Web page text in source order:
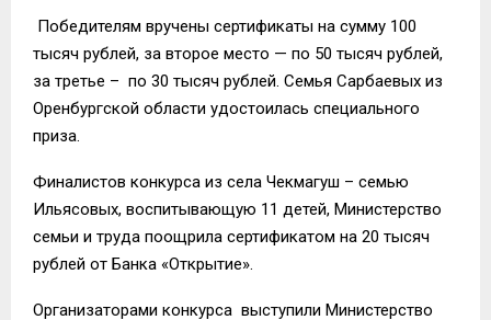
Победителям вручены сертификаты на сумму 100
тысяч рублей, за второе место — по 50 тысяч рублей,
за третье – по 30 тысяч рублей. Семья Сарбаевых из
Оренбургской области удостоилась специального
приза.
Финалистов конкурса из села Чекмагуш – семью
Ильясовых, воспитывающую 11 детей, Министерство
семьи и труда поощрила сертификатом на 20 тысяч
рублей от Банка «Открытие».
Организаторами конкурса выступили Министерство